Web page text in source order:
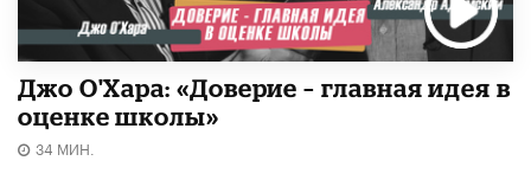
Джо О'Хара: «Доверие – главная идея в
оценке школы»
34 МИН.